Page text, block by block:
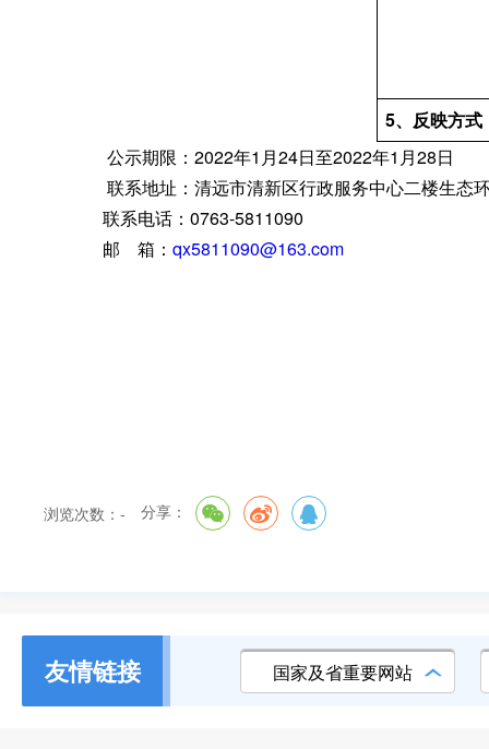
5、反映方式
公示期限：2022年1月24日至2022年1月28日
联系地址：清远市清新区行政服务中心二楼生态
联系电话：0763-5811090
邮 箱： qx5811090@163.com
浏览次数： - 分享：
友情链接 国家及省重要网站